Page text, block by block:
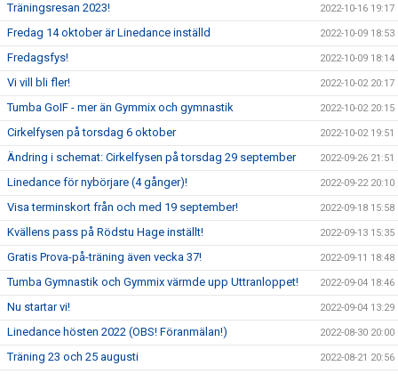
Träningsresan 2023! 2022-10-16 19:17
Fredag 14 oktober är Linedance inställd 2022-10-09 18:53
Fredagsfys! 2022-10-09 18:14
Vi vill bli fler! 2022-10-02 20:17
Tumba GoIF - mer än Gymmix och gymnastik 2022-10-02 20:15
Cirkelfysen på torsdag 6 oktober 2022-10-02 19:51
Ändring i schemat: Cirkelfysen på torsdag 29 september 2022-09-26 21:51
Linedance för nybörjare (4 gånger)! 2022-09-22 20:10
Visa terminskort från och med 19 september! 2022-09-18 15:58
Kvällens pass på Rödstu Hage inställt! 2022-09-13 15:35
Gratis Prova-på-träning även vecka 37! 2022-09-11 18:48
Tumba Gymnastik och Gymmix värmde upp Uttranloppet! 2022-09-04 18:46
Nu startar vi! 2022-09-04 13:29
Linedance hösten 2022 (OBS! Föranmälan!) 2022-08-30 20:00
Träning 23 och 25 augusti 2022-08-21 20:56